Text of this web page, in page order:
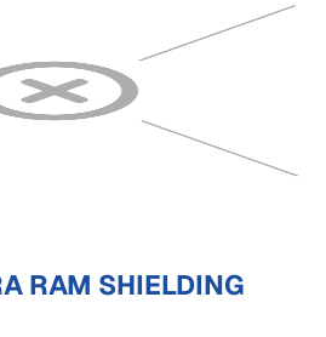
RAM SHIELDING